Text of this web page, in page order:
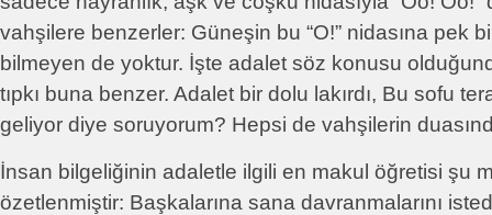
vahşilere benzerler: Güneşin bu “O!” nidasına pek bir
bilmeyen de yoktur. İşte adalet söz konusu
tıpkı buna benzer. Adalet bir dolu lakırdı, Bu sofu
geliyor diye soruyorum? Hepsi de vahşilerin
İnsan bilgeliğinin adaletle ilgili en makul öğretisi şu
özetlenmiştir: Başkalarına sana davranmalarını